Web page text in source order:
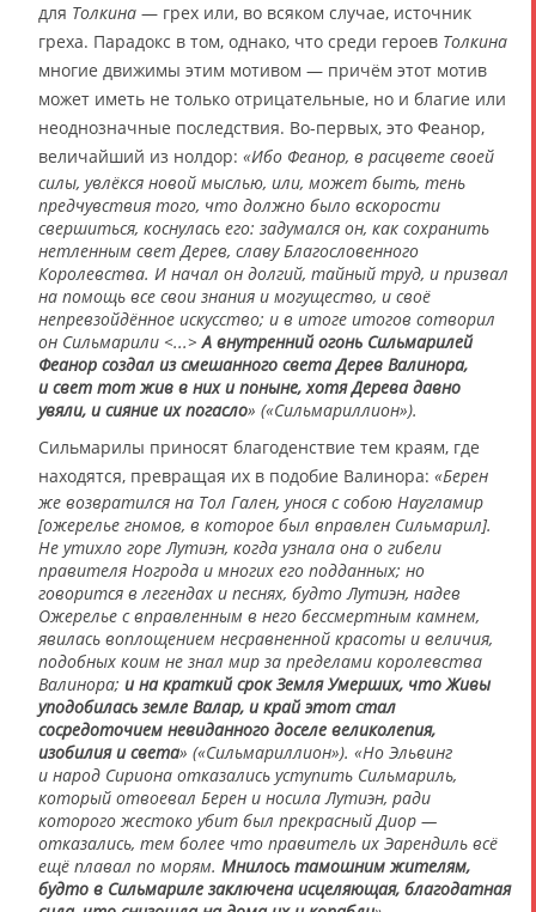
для Толкина — грех или, во всяком случае, источник
греха. Парадокс в том, однако, что среди героев Толкина
многие движимы этим мотивом ― причём этот мотив
может иметь не только отрицательные, но и благие или
неоднозначные последствия. Во-первых, это Феанор,
величайший из нолдор: «Ибо Феанор, в расцвете своей
силы, увлёкся новой мыслью, или, может быть, тень
предчувствия того, что должно было вскорости
свершиться, коснулась его: задумался он, как сохранить
нетленным свет Дерев, славу Благословенного
Королевства. И начал он долгий, тайный труд, и призвал
на помощь все свои знания и могущество, и своё
непревзойдённое искусство; и в итоге итогов сотворил
он Сильмарили <...>А внутренний огонь Сильмарилей
Феанор создал из смешанного света Дерев Валинора,
и свет тот жив в них и поныне, хотя Дерева давно
увяли, и сияние их погасло» («Сильмариллион»).
Сильмарилы приносят благоденствие тем краям, где
находятся, превращая их в подобие Валинора: «Берен
же возвратился на Тол Гален, унося с собою Наугламир
[ожерелье гномов, в которое был вправлен Сильмарил].
Не утихло горе Лутиэн, когда узнала она о гибели
правителя Ногрода и многих его подданных; но
говорится в легендах и песнях, будто Лутиэн, надев
Ожерелье с вправленным в него бессмертным камнем,
явилась воплощением несравненной красоты и величия,
подобных коим не знал мир за пределами королевства
Валинора; и на краткий срок Земля Умерших, что Живы
уподобилась земле Валар, и край этот стал
сосредоточием невиданного доселе великолепия,
изобилия и света» («Сильмариллион»). «Но Эльвинг
и народ Сириона отказались уступить Сильмариль,
который отвоевал Берен и носила Лутиэн, ради
которого жестоко убит был прекрасный Диор —
отказались, тем более что правитель их Эарендиль всё
ещё плавал по морям. Мнилось тамошним жителям,
будто в Сильмариле заключена исцеляющая, благодатная